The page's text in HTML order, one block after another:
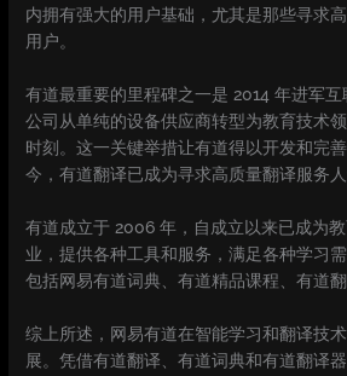
内拥有强大的用户基础，尤其是那些寻求
用户。
有道最重要的里程碑之一是 2014 年进军
公司从单纯的设备供应商转型为教育技术
时刻。这一关键举措让有道得以开发和完
今，有道翻译已成为寻求高质量翻译服务人
有道成立于 2006 年，自成立以来已成为
业，提供各种工具和服务，满足各种学习
包括网易有道词典、有道精品课程、有道翻
综上所述，网易有道在智能学习和翻译技
展。凭借有道翻译、有道词典和有道翻译